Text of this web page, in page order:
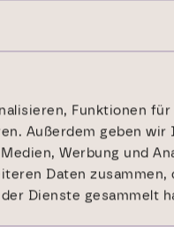
Funktionen
Außerdem geben
Werbung und
Daten zusammen,
Dienste gesammelt